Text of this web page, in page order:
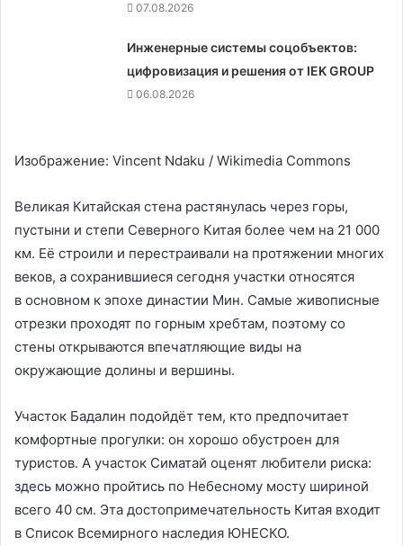
07.08.2026
Инженерные системы соцобъектов:
цифровизация и решения от IEK GROUP
06.08.2026
Изображение: Vincent Ndaku / Wikimedia Commons
Великая Китайская стена растянулась через горы,
пустыни и степи Северного Китая более чем на 21 000
км. Её строили и перестраивали на протяжении многих
веков, а сохранившиеся сегодня участки относятся
в основном к эпохе династии Мин. Самые живописные
отрезки проходят по горным хребтам, поэтому со
стены открываются впечатляющие виды на
окружающие долины и вершины.
Участок Бадалин подойдёт тем, кто предпочитает
комфортные прогулки: он хорошо обустроен для
туристов. А участок Симатай оценят любители риска:
здесь можно пройтись по Небесному мосту шириной
всего 40 см. Эта достопримечательность Китая входит
в Список Всемирного наследия ЮНЕСКО.